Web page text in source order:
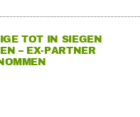
TOT IN SIEGEN
– EX-PARTNER